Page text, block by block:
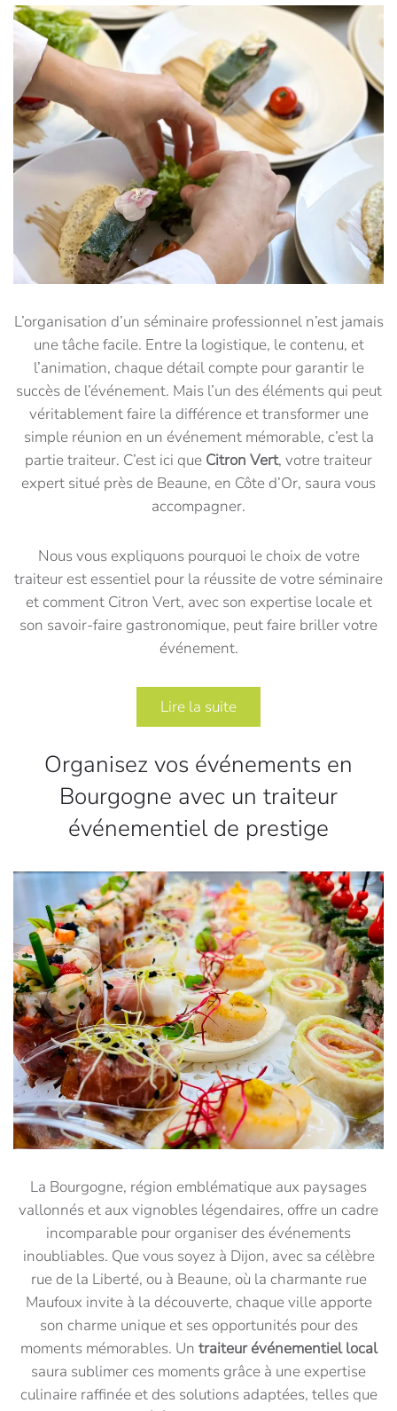
L’organisation d’un séminaire professionnel n’est jamais
une tâche facile. Entre la logistique, le contenu, et
l’animation, chaque détail compte pour garantir le
succès de l’événement. Mais l’un des éléments qui peut
véritablement faire la différence et transformer une
simple réunion en un événement mémorable, c’est la
partie traiteur. C’est ici que Citron Vert, votre traiteur
expert situé près de Beaune, en Côte d’Or, saura vous
accompagner.
Nous vous expliquons pourquoi le choix de votre
traiteur est essentiel pour la réussite de votre séminaire
et comment Citron Vert, avec son expertise locale et
son savoir-faire gastronomique, peut faire briller votre
événement.
Lire la suite
Organisez vos événements en
Bourgogne avec un traiteur
événementiel de prestige
La Bourgogne, région emblématique aux paysages
vallonnés et aux vignobles légendaires, offre un cadre
incomparable pour organiser des événements
inoubliables. Que vous soyez à Dijon, avec sa célèbre
rue de la Liberté, ou à Beaune, où la charmante rue
Maufoux invite à la découverte, chaque ville apporte
son charme unique et ses opportunités pour des
moments mémorables. Un traiteur événementiel local
saura sublimer ces moments grâce à une expertise
culinaire raffinée et des solutions adaptées, telles que